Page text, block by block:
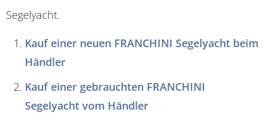
Segelyacht.
Kauf einer neuen FRANCHINI Segelyacht beim
Händler
Kauf einer gebrauchten FRANCHINI
Segelyacht vom Händler